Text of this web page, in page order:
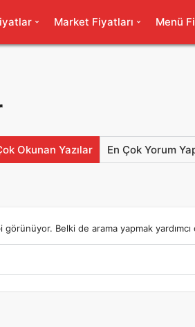
Market Fiyatları Menü
Okunan Yazılar En Çok Yorum
görünüyor. Belki de arama yapmak yardımcı